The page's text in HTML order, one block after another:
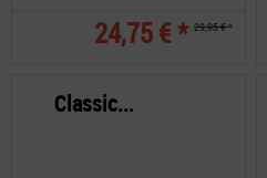
24,75 € * 29,95 € *
Classic...